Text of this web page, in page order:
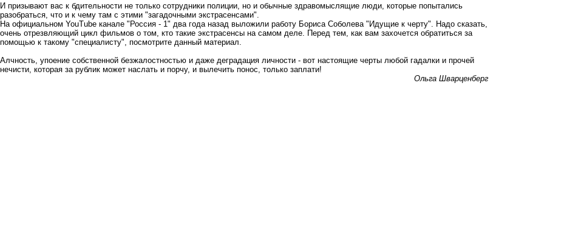
И призывают вас к бдительности не только сотрудники полиции, но и обычные здравомыслящие люди, которые попытались
разобраться, что и к чему там с этими "загадочными экстрасенсами".
На официальном YouTube канале "Россия - 1" два года назад выложили работу Бориса Соболева "Идущие к черту". Надо сказать,
очень отрезвляющий цикл фильмов о том, кто такие экстрасенсы на самом деле. Перед тем, как вам захочется обратиться за
помощью к такому "специалисту", посмотрите данный материал.
Алчность, упоение собственной безжалостностью и даже деградация личности - вот настоящие черты любой гадалки и прочей
нечисти, которая за рублик может наслать и порчу, и вылечить понос, только заплати!
Ольга Шварценберг